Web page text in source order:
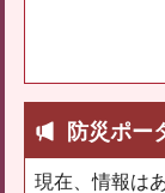
防災ポー
現在、情報は